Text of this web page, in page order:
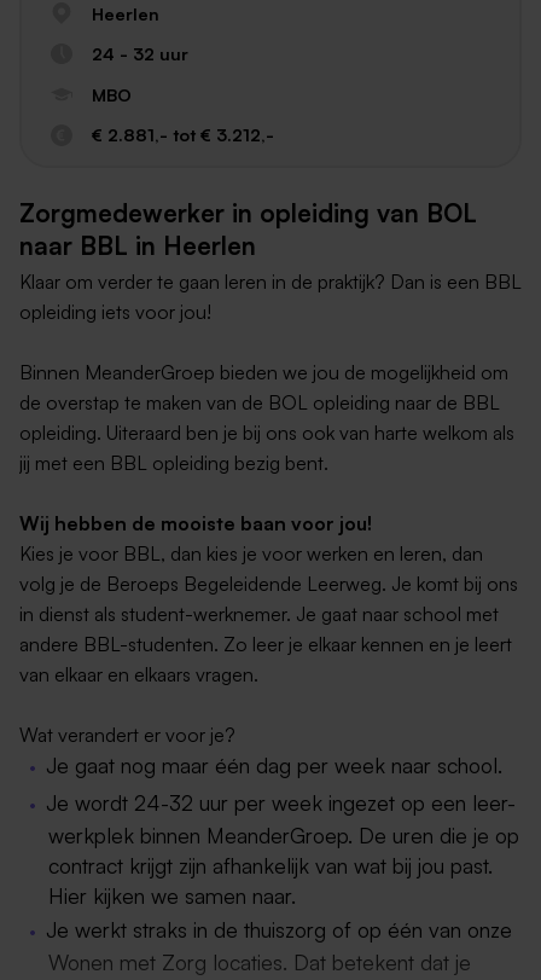
Heerlen
24 - 32 uur
MBO
€ 2.881,- tot € 3.212,-
Zorgmedewerker in opleiding van BOL
naar BBL in Heerlen
Klaar om verder te gaan leren in de praktijk? Dan is een BBL
opleiding iets voor jou!
Binnen MeanderGroep bieden we jou de mogelijkheid om
de overstap te maken van de BOL opleiding naar de BBL
opleiding. Uiteraard ben je bij ons ook van harte welkom als
jij met een BBL opleiding bezig bent.
Wij hebben de mooiste baan voor jou!
Kies je voor BBL, dan kies je voor werken en leren, dan
volg je de Beroeps Begeleidende Leerweg. Je komt bij ons
in dienst als student-werknemer. Je gaat naar school met
andere BBL-studenten. Zo leer je elkaar kennen en je leert
van elkaar en elkaars vragen.
Wat verandert er voor je?
Je gaat nog maar één dag per week naar school.
Je wordt 24-32 uur per week ingezet op een leer-
werkplek binnen MeanderGroep. De uren die je op
contract krijgt zijn afhankelijk van wat bij jou past.
Hier kijken we samen naar.
Je werkt straks in de thuiszorg of op één van onze
Wonen met Zorg locaties. Dat betekent dat je